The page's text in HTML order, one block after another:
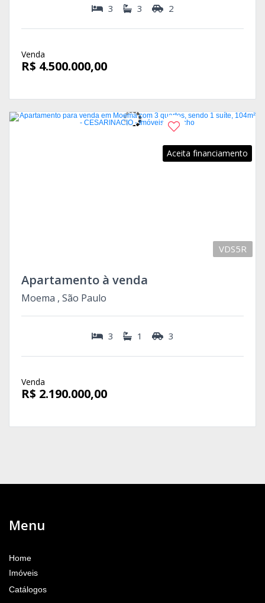
3 3 2
Venda
R$ 4.500.000,00
Aceita financiamento
VDS5R
Apartamento à venda
Moema , São Paulo
3 1 3
Venda
R$ 2.190.000,00
Menu
Home
Imóveis
Catálogos